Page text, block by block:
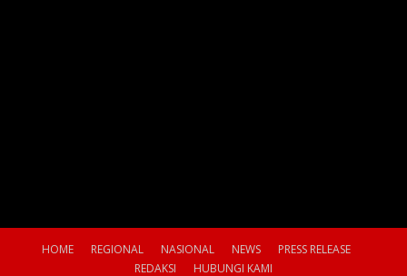
HOME REGIONAL NASIONAL NEWS
PRESS RELEASE
REDAKSI
HUBUNGI KAMI